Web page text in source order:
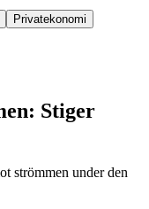
Privatekonomi
Stiger
strömmen under den